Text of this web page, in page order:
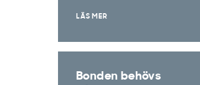
LÄS MER
Bonden behövs